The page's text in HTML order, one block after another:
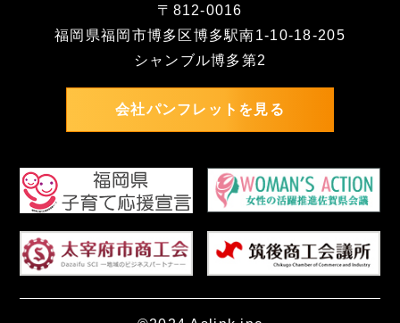
〒812-0016
福岡県福岡市博多区博多駅南1-10-18-205
シャンブル博多第2
会社パンフレットを見る